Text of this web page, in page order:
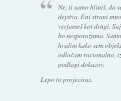
Ne, ti samo hliniš, da
dejstva. Eni strani
verjameš kot drugi.
bo nesporazuma.
hvalim kako sem
odločam racionalno,
podlagi dokazov.
Lepo to projeciras.